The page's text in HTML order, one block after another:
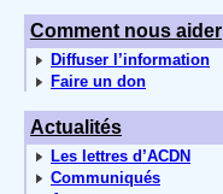
Comment nous aider
Diffuser l’information
Faire un don
Actualités
Les lettres d’ACDN
Communiqués